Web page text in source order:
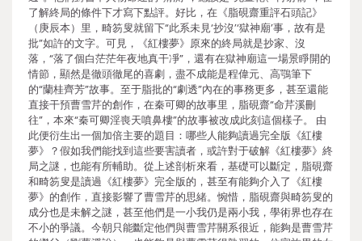
了解終局的條件下才寫下點評。好比，在《脂硯齋重評石頭記》
（庚辰本）里，畸笏叟就留下“此系未見‘抄沒’‘獄神廟’事，故有是
批”如許的文字。可見，《紅樓夢》原來的終局就是抄家、沒
落，“落了個白茫茫年夜地真干凈”，還有在獄神廟這一場景睜開的
情節，顯然是徹頭徹尾的喜劇，盡不成能是程偉元、高鶚筆下
的“蘭桂齊芳”故事。至于脂批的“劇透”內在的事務更多，甚至還能
直接干預曹雪芹的創作，在秦可卿的故事里，脂硯齋“命芹溪刪
往”，本來“秦可卿淫喪天噴鼻樓”的故事被改成此刻這個樣子。 由
此便衍生出一個加倍主要的題目：哪些人能夠讀過完全版《紅樓
夢》？假如我們能找到這些要害讀者，或許對于破解《紅樓夢》終
局之謎，也能有所輔助。從上述剖析來看，基礎可以斷定，脂硯齋
和畸笏叟是讀過《紅樓夢》完全版的，甚至有能夠介入了《紅樓
夢》的創作，直接影響了曹雪芹的思緒。惋惜，脂硯齋與畸笏叟的
成分也是未解之謎，甚至他們是一小我仍是兩小我，學術界也存在
不小的爭議。今朝只能斷定他們與曹雪芹關系很近，能夠是曹雪芹